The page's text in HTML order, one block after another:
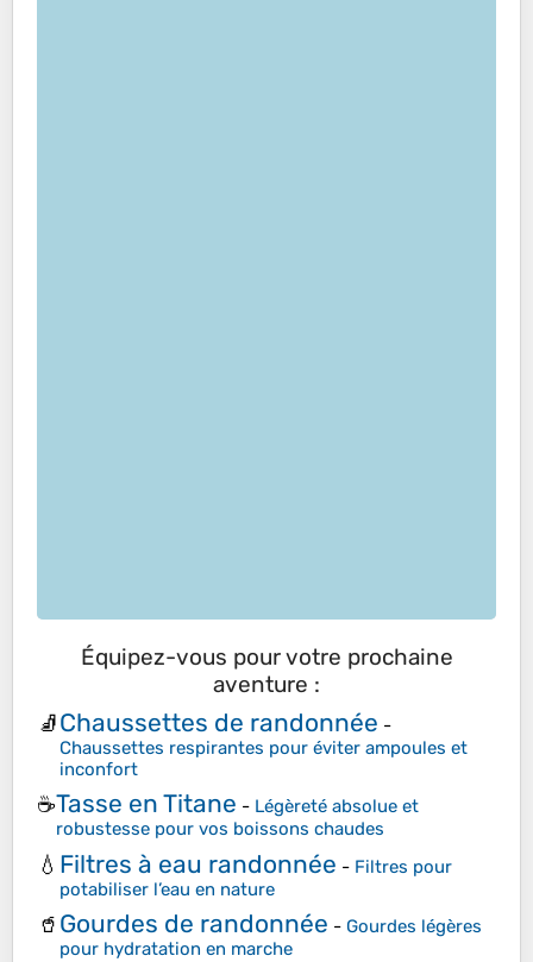
Équipez-vous pour votre prochaine
aventure :
🧦Chaussettes de randonnée -
Chaussettes respirantes pour éviter ampoules et
inconfort
☕Tasse en Titane - Légèreté absolue et
robustesse pour vos boissons chaudes
💧 Filtres à eau randonnée - Filtres pour
potabiliser l’eau en nature
🥤 Gourdes de randonnée - Gourdes légères
pour hydratation en marche